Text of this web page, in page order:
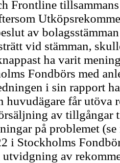
Frontline
av
vid stämman,
ha varit
Fondbörs med
i sin rapport
huvudägare får utöva
av tillgångar
på problemet
i Stockholms
utvidgning av